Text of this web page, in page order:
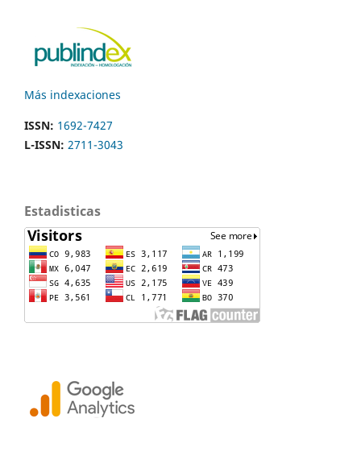
Más indexaciones
ISSN: 1692-7427
L-ISSN: 2711-3043
Estadisticas